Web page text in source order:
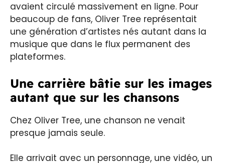
avaient circulé massivement en ligne. Pour
beaucoup de fans, Oliver Tree représentait
une génération d’artistes nés autant dans la
musique que dans le flux permanent des
plateformes.
Une carrière bâtie sur les images
autant que sur les chansons
Chez Oliver Tree, une chanson ne venait
presque jamais seule.
Elle arrivait avec un personnage, une vidéo, un